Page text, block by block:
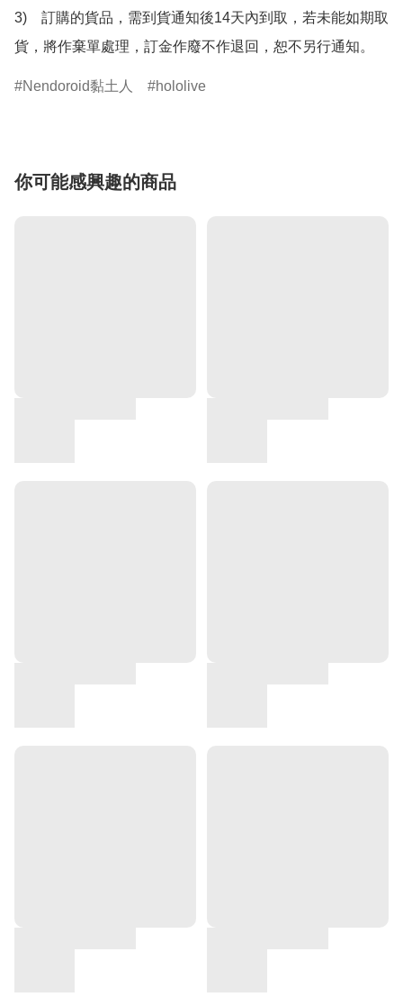
3)　訂購的貨品，需到貨通知後14天內到取，若未能如期取
貨，將作棄單處理，訂金作廢不作退回，恕不另行通知。
Nendoroid黏土人 hololive
你可能感興趣的商品